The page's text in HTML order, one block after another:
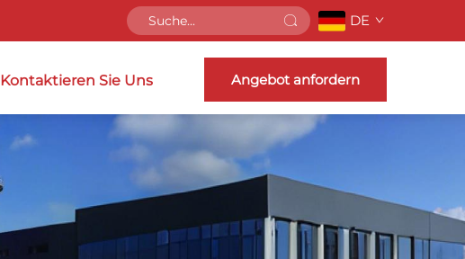
DE
Kontaktieren Sie Uns Angebot anfordern